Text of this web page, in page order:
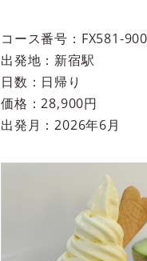
コース番号：FX581-900
出発地：新宿駅
日数：日帰り
価格：28,900円
出発月：2026年6月